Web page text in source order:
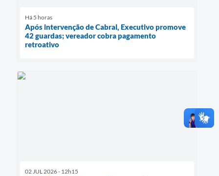
Há 5 horas
Após intervenção de Cabral, Executivo promove
42 guardas; vereador cobra pagamento
retroativo
02 JUL 2026 - 12h15